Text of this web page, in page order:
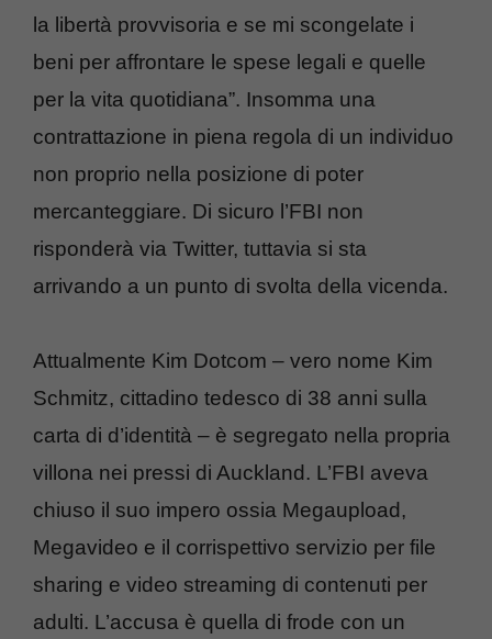
la libertà provvisoria e se mi scongelate i
beni per affrontare le spese legali e quelle
per la vita quotidiana”. Insomma una
contrattazione in piena regola di un individuo
non proprio nella posizione di poter
mercanteggiare. Di sicuro l’FBI non
risponderà via Twitter, tuttavia si sta
arrivando a un punto di svolta della vicenda.
Attualmente Kim Dotcom – vero nome Kim
Schmitz, cittadino tedesco di 38 anni sulla
carta di d’identità – è segregato nella propria
villona nei pressi di Auckland. L’FBI aveva
chiuso il suo impero ossia Megaupload,
Megavideo e il corrispettivo servizio per file
sharing e video streaming di contenuti per
adulti. L’accusa è quella di frode con un